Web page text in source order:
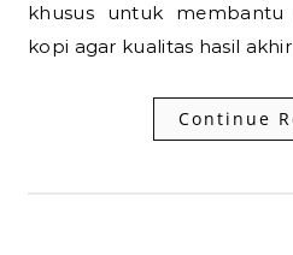
khusus untuk
kopi agar kualitas hasil
Continue